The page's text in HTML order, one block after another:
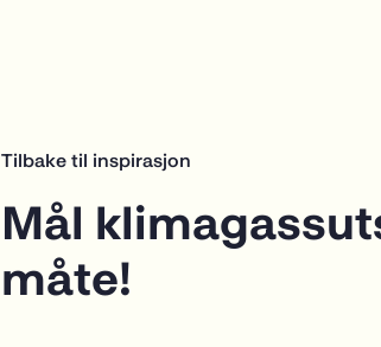
Tilbake til inspirasjon